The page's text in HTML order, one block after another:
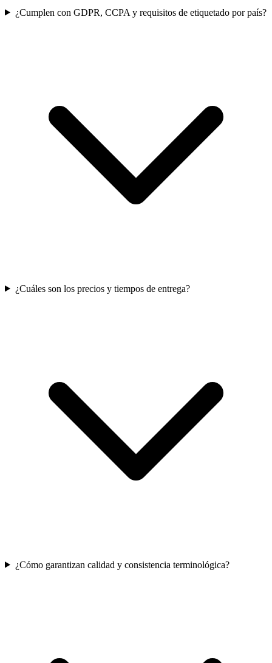
¿Cumplen con GDPR, CCPA y requisitos de etiquetado por país?
¿Cuáles son los precios y tiempos de entrega?
¿Cómo garantizan calidad y consistencia terminológica?